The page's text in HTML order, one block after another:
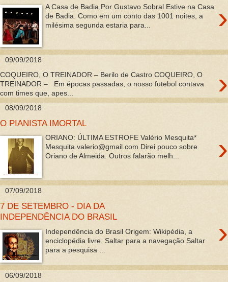
›
A Casa de Badia Por Gustavo Sobral Estive na Casa
de Badia. Como em um conto das 1001 noites, a
milésima segunda estaria para...
09/09/2018
›
COQUEIRO, O TREINADOR – Berilo de Castro COQUEIRO, O
TREINADOR – Em épocas passadas, o nosso futebol contava
com times que, apes...
08/09/2018
O PIANISTA IMORTAL
›
ORIANO: ÚLTIMA ESTROFE Valério Mesquita*
Mesquita.valerio@gmail.com Direi pouco sobre
Oriano de Almeida. Outros falarão melh...
07/09/2018
7 DE SETEMBRO - DIA DA
INDEPENDÊNCIA DO BRASIL
›
Independência do Brasil Origem: Wikipédia, a
enciclopédia livre. Saltar para a navegação Saltar
para a pesquisa ...
06/09/2018